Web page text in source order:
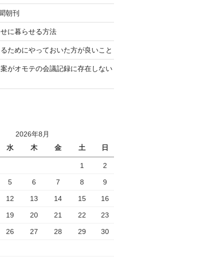
朝刊
に暮らせる方法
ためにやっておいた方が良いこと
がオモテの会議記録に存在しない
2026年8月
水
木 金 土 日
1 2
5 6 7 8 9
12 13 14 15 16
19 20 21 22 23
26 27 28 29 30